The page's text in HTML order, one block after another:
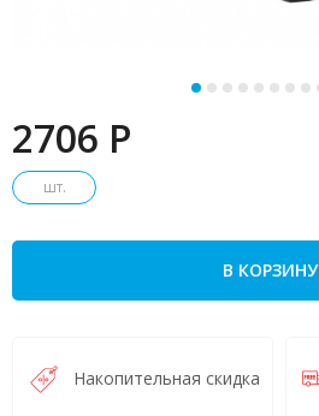
2706 P
шт.
В КОРЗИНУ
Накопительная скидка